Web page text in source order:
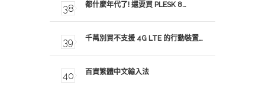
都什麼年代了! 還要買 PLESK 8…
千萬別買不支援 4G LTE 的行動裝置…
百資繁體中文輸入法